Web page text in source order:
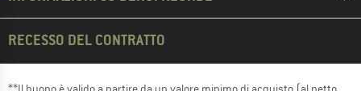
RECESSO DEL CONTRATTO